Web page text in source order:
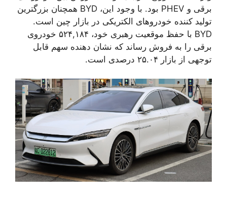
برقی و PHEV بود. با وجود این، BYD همچنان بزرگترین
تولید کننده خودروهای الکتریکی در بازار چین است.
BYD با حفظ موقعیت رهبری خود، ۵۲۴,۱۸۴ خودروی
برقی را به فروش رساند که نشان دهنده سهم قابل
توجهی از بازار ۲۵.۰۴ درصدی است.